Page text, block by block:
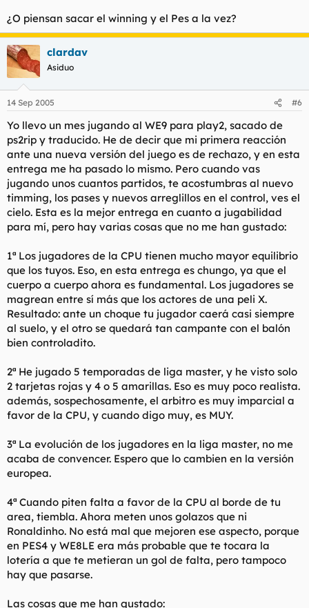
¿O piensan sacar el winning y el Pes a la vez?
clardav
Asiduo
14 Sep 2005 #6
Yo llevo un mes jugando al WE9 para play2, sacado de
ps2rip y traducido. He de decir que mi primera reacción
ante una nueva versión del juego es de rechazo, y en esta
entrega me ha pasado lo mismo. Pero cuando vas
jugando unos cuantos partidos, te acostumbras al nuevo
timming, los pases y nuevos arreglillos en el control, ves el
cielo. Esta es la mejor entrega en cuanto a jugabilidad
para mí, pero hay varias cosas que no me han gustado:
1ª Los jugadores de la CPU tienen mucho mayor equilibrio
que los tuyos. Eso, en esta entrega es chungo, ya que el
cuerpo a cuerpo ahora es fundamental. Los jugadores se
magrean entre sí más que los actores de una peli X.
Resultado: ante un choque tu jugador caerá casi siempre
al suelo, y el otro se quedará tan campante con el balón
bien controladito.
2ª He jugado 5 temporadas de liga master, y he visto solo
2 tarjetas rojas y 4 o 5 amarillas. Eso es muy poco realista.
además, sospechosamente, el arbitro es muy imparcial a
favor de la CPU, y cuando digo muy, es MUY.
3ª La evolución de los jugadores en la liga master, no me
acaba de convencer. Espero que lo cambien en la versión
europea.
4ª Cuando piten falta a favor de la CPU al borde de tu
area, tiembla. Ahora meten unos golazos que ni
Ronaldinho. No está mal que mejoren ese aspecto, porque
en PES4 y WE8LE era más probable que te tocara la
lotería a que te metieran un gol de falta, pero tampoco
hay que pasarse.
Las cosas que me han gustado: